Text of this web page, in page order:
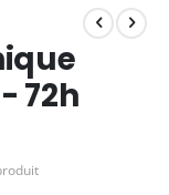
72h